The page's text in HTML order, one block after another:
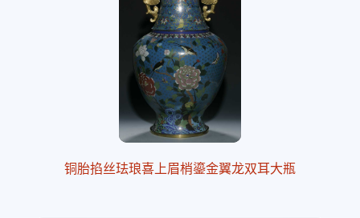
铜胎掐丝珐琅喜上眉梢鎏金翼龙双耳大瓶